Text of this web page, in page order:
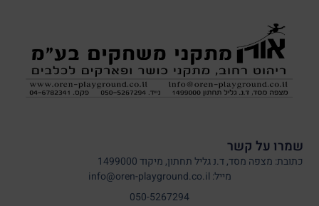
שמרו על קשר
כתובת: מצפה מסד, ד.נ גליל תחתון, מיקוד 1499000
מייל: info@oren-playground.co.il
050-5267294